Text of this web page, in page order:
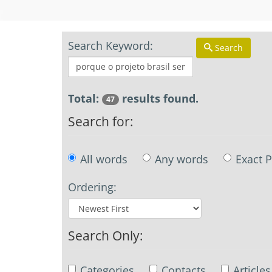
Search Keyword: Search
Total: 47 results found.
Search for:
All words Any words
Exact
Ordering:
Search Only: